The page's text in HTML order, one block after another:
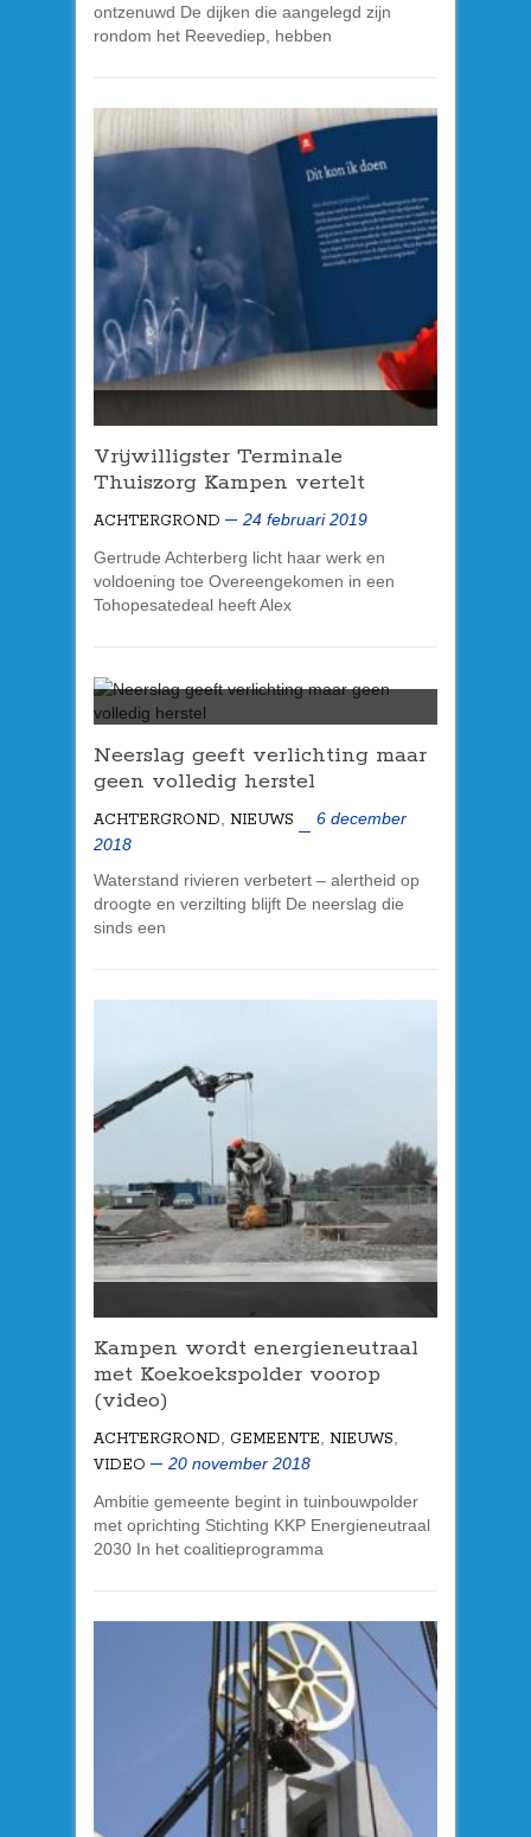
ontzenuwd De dijken die aangelegd zijn
rondom het Reevediep, hebben
Vrijwilligster Terminale
Thuiszorg Kampen vertelt
ACHTERGROND
24 februari 2019
Gertrude Achterberg licht haar werk en
voldoening toe Overeengekomen in een
Tohopesatedeal heeft Alex
Neerslag geeft verlichting maar
geen volledig herstel
ACHTERGROND NIEUWS
6 december
2018
Waterstand rivieren verbetert – alertheid op
droogte en verzilting blijft De neerslag die
sinds een
Kampen wordt energieneutraal
met Koekoekspolder voorop
(video)
ACHTERGROND GEMEENTE NIEUWS
VIDEO
20 november 2018
Ambitie gemeente begint in tuinbouwpolder
met oprichting Stichting KKP Energieneutraal
2030 In het coalitieprogramma